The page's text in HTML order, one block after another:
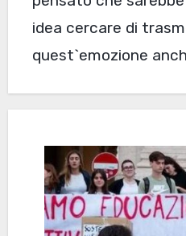
idea cercare di
quest`emozione